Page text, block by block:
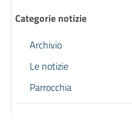
Categorie notizie
Archivio
Le notizie
Parrocchia